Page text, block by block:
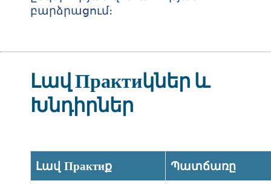
բարձրացում։
Լավ Практиկներ և
Խնդիրներ
Լավ Практиք Պատճառը